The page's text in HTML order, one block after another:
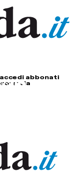
accedi abbonati